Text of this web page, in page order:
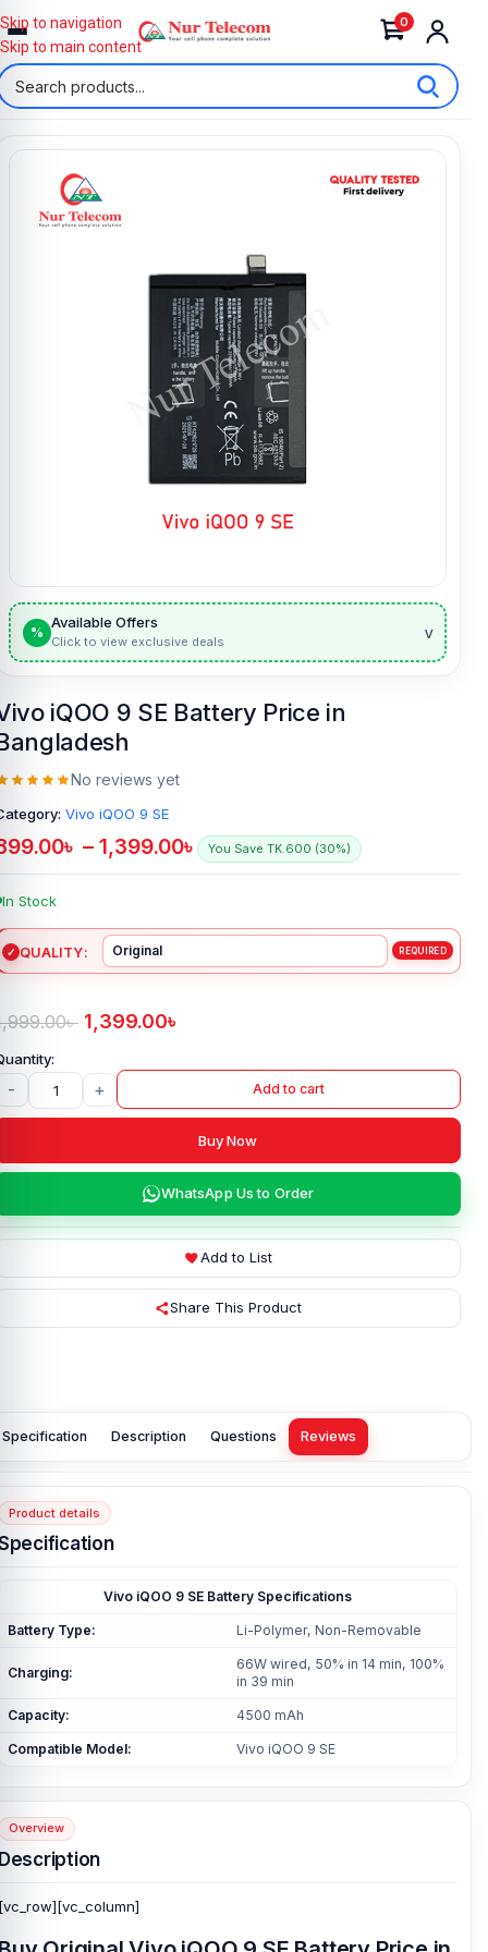
0
Skip to navigation
Skip to main content
%
Available Offers
Click to view exclusive deals v
iQOO 9 SE Battery Price in
No reviews yet
Vivo iQOO 9 SE
৳ – 1,399.00৳ You Save TK.600 (30%)
In Stock
QUALITY
৳ 1,399.00৳
- + Add to cart
Buy Now
WhatsApp Us to Order
Add to List
Share This Product
Specification Description Questions Reviews
Product details
Vivo iQOO 9 SE Battery Specifications
Battery Type: Li-Polymer, Non-Removable
Charging:
66W wired, 50% in 14 min, 100%
in 39 min
Capacity: 4500 mAh
Compatible Model: Vivo iQOO 9 SE
Overview